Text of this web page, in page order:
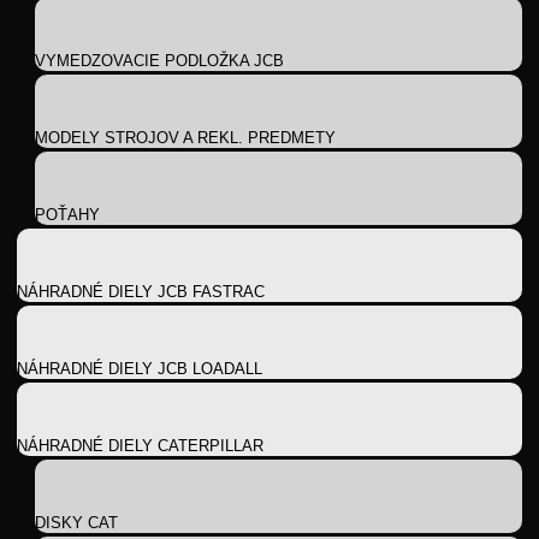
VYMEDZOVACIE PODLOŽKA JCB
MODELY STROJOV A REKL. PREDMETY
POŤAHY
NÁHRADNÉ DIELY JCB FASTRAC
NÁHRADNÉ DIELY JCB LOADALL
NÁHRADNÉ DIELY CATERPILLAR
DISKY CAT